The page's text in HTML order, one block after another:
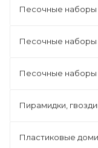
Песочные наборы
Песочные наборы
Песочные
Пирамидки,
Пластиковые